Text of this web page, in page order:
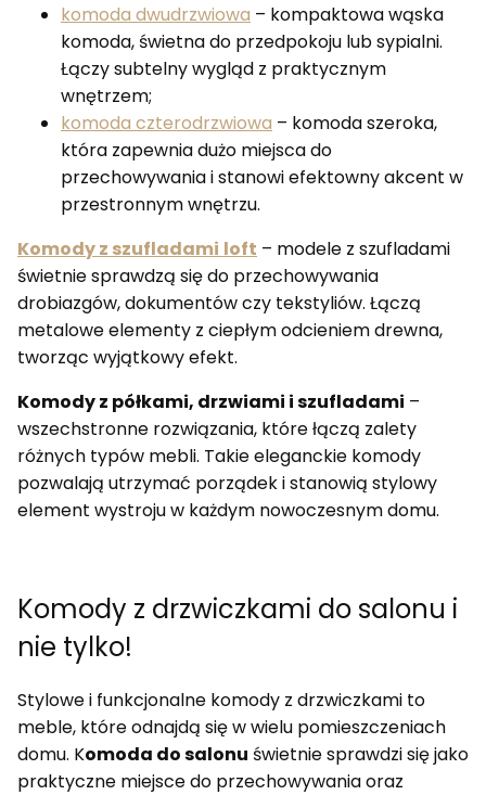
komoda dwudrzwiowa – kompaktowa wąska
komoda, świetna do przedpokoju lub sypialni.
Łączy subtelny wygląd z praktycznym
wnętrzem;
komoda czterodrzwiowa – komoda szeroka,
która zapewnia dużo miejsca do
przechowywania i stanowi efektowny akcent w
przestronnym wnętrzu.
Komody z szufladami loft – modele z szufladami
świetnie sprawdzą się do przechowywania
drobiazgów, dokumentów czy tekstyliów. Łączą
metalowe elementy z ciepłym odcieniem drewna,
tworząc wyjątkowy efekt.
Komody z półkami, drzwiami i szufladami –
wszechstronne rozwiązania, które łączą zalety
różnych typów mebli. Takie eleganckie komody
pozwalają utrzymać porządek i stanowią stylowy
element wystroju w każdym nowoczesnym domu.
Komody z drzwiczkami do salonu i
nie tylko!
Stylowe i funkcjonalne komody z drzwiczkami to
meble, które odnajdą się w wielu pomieszczeniach
domu. Komoda do salonu świetnie sprawdzi się jako
praktyczne miejsce do przechowywania oraz